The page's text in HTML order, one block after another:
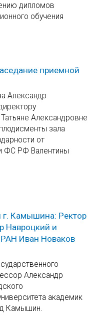
дипломов
обучения
приемной
Александр
Александровне
зала
от
ФС РФ Валентины
г. Камышина: Ректор
Навроцкий и
Иван Новаков
Александр
академик
Камышин.